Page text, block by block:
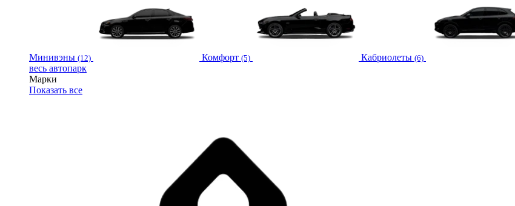
Минивэны (12) Комфорт (5) Кабриолеты (6)
весь автопарк
Марки
Показать все